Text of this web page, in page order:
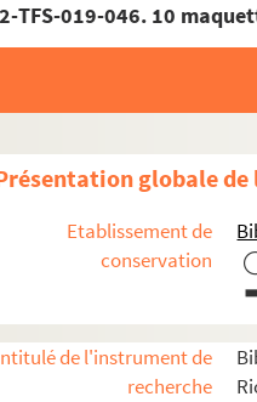
2-TFS-019-046. 10
globale
Etablissement de
conservation
de l'instrument de
recherche